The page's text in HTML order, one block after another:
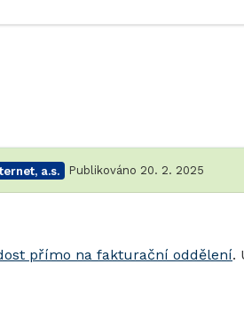
a.s. Publikováno 20. 2. 2025
přímo na fakturační oddělení.